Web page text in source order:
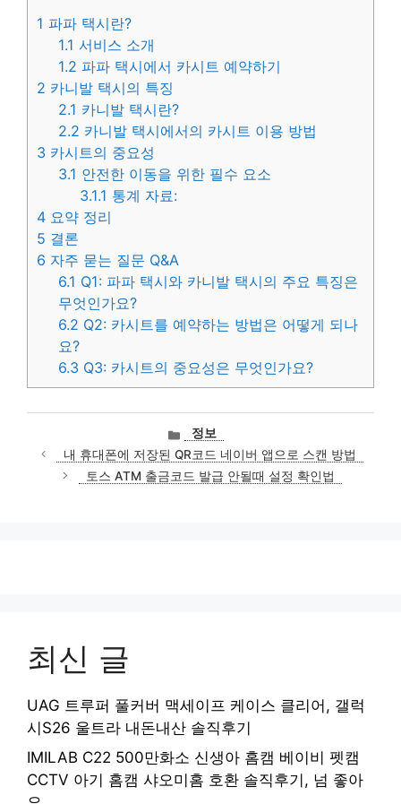
1 파파 택시란?
1.1 서비스 소개
1.2 파파 택시에서 카시트 예약하기
2 카니발 택시의 특징
2.1 카니발 택시란?
2.2 카니발 택시에서의 카시트 이용 방법
3 카시트의 중요성
3.1 안전한 이동을 위한 필수 요소
3.1.1 통계 자료:
4 요약 정리
5 결론
6 자주 묻는 질문 Q&A
6.1 Q1: 파파 택시와 카니발 택시의 주요 특징은
무엇인가요?
6.2 Q2: 카시트를 예약하는 방법은 어떻게 되나
요?
6.3 Q3: 카시트의 중요성은 무엇인가요?
카
테
고
리
정보
내 휴대폰에 저장된 QR코드 네이버 앱으로 스캔 방법
토스 ATM 출금코드 발급 안될때 설정 확인법
최신 글
UAG 트루퍼 풀커버 맥세이프 케이스 클리어, 갤럭
시S26 울트라 내돈내산 솔직후기
IMILAB C22 500만화소 신생아 홈캠 베이비 펫캠
CCTV 아기 홈캠 샤오미홈 호환 솔직후기, 넘 좋아